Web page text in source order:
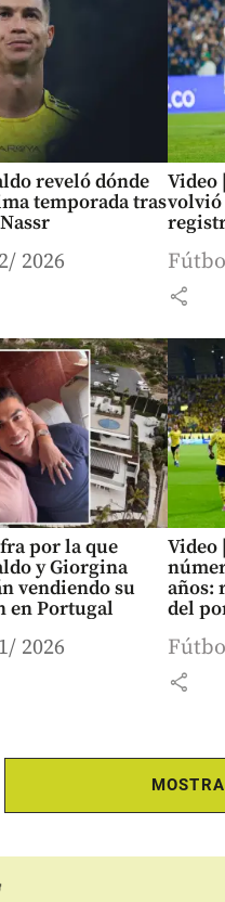
reveló dónde
temporada tras
2026
Video
volvió
share
por la que
y Giorgina
vendiendo su
en Portugal
2026
Video
años:
del
share